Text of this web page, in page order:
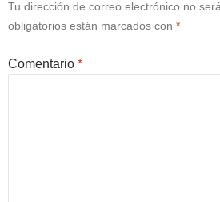
entradas
Tu dirección de correo electrónico no
obligatorios están marcados con *
Comentario *